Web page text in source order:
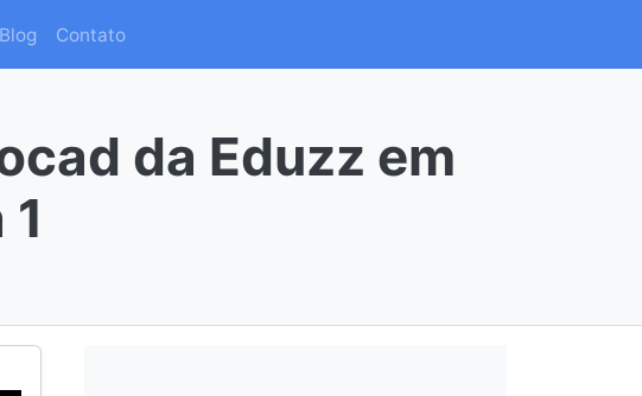
Blog Contato
da Eduzz em